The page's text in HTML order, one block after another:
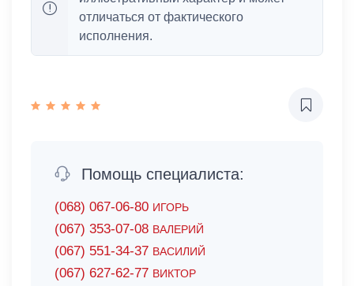
отличаться от фактического
исполнения.
Помощь специалиста:
(068) 067-06-80 ИГОРЬ
(067) 353-07-08 ВАЛЕРИЙ
(067) 551-34-37 ВАСИЛИЙ
(067) 627-62-77 ВИКТОР